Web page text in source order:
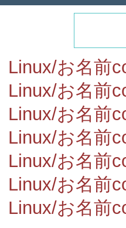
Linux/お名前
Linux/お名前
Linux/お名前
Linux/お名前
Linux/お名前
Linux/お名前
Linux/お名前